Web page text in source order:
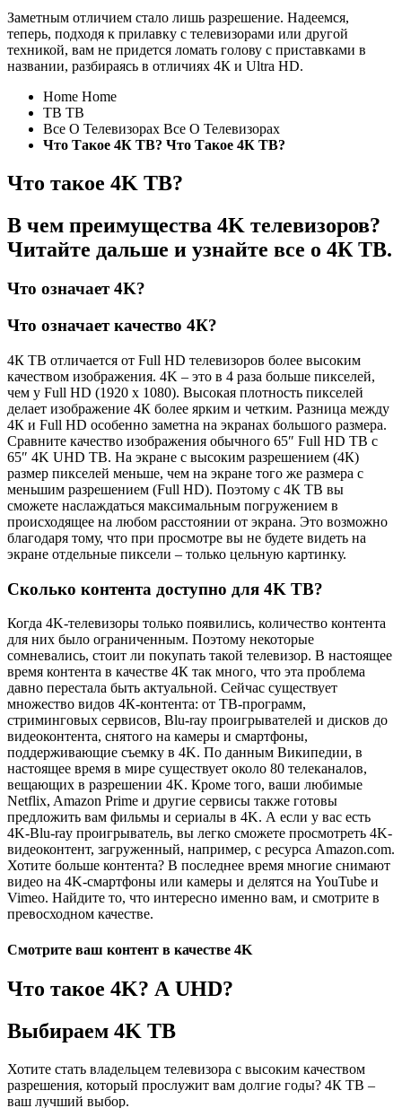
Заметным отличием стало лишь разрешение. Надеемся,
теперь, подходя к прилавку с телевизорами или другой
техникой, вам не придется ломать голову с приставками в
названии, разбираясь в отличиях 4К и Ultra HD.
Home Home
ТВ ТВ
Все О Телевизорах Все О Телевизорах
Что Такое 4К ТВ? Что Такое 4К ТВ?
Что такое 4K ТВ?
В чем преимущества 4K телевизоров?
Читайте дальше и узнайте все о 4К ТВ.
Что означает 4K?
Что означает качество 4К?
4К ТВ отличается от Full HD телевизоров более высоким
качеством изображения. 4K – это в 4 раза больше пикселей,
чем у Full HD (1920 x 1080). Высокая плотность пикселей
делает изображение 4К более ярким и четким. Разница между
4К и Full HD особенно заметна на экранах большого размера.
Сравните качество изображения обычного 65″ Full HD ТВ с
65″ 4K UHD ТВ. На экране с высоким разрешением (4К)
размер пикселей меньше, чем на экране того же размера с
меньшим разрешением (Full HD). Поэтому c 4К ТВ вы
сможете наслаждаться максимальным погружением в
происходящее на любом расстоянии от экрана. Это возможно
благодаря тому, что при просмотре вы не будете видеть на
экране отдельные пиксели – только цельную картинку.
Сколько контента доступно для 4K ТВ?
Когда 4K-телевизоры только появились, количество контента
для них было ограниченным. Поэтому некоторые
сомневались, стоит ли покупать такой телевизор. В настоящее
время контента в качестве 4К так много, что эта проблема
давно перестала быть актуальной. Сейчас существует
множество видов 4К-контента: от ТВ-программ,
стриминговых сервисов, Blu-ray проигрывателей и дисков до
видеоконтента, снятого на камеры и смартфоны,
поддерживающие съемку в 4K. По данным Википедии, в
настоящее время в мире существует около 80 телеканалов,
вещающих в разрешении 4K. Кроме того, ваши любимые
Netflix, Amazon Prime и другие сервисы также готовы
предложить вам фильмы и сериалы в 4K. А если у вас есть
4K-Blu-ray проигрыватель, вы легко сможете просмотреть 4K-
видеоконтент, загруженный, например, с ресурса Amazon.com.
Хотите больше контента? В последнее время многие снимают
видео на 4K-смартфоны или камеры и делятся на YouTube и
Vimeo. Найдите то, что интересно именно вам, и смотрите в
превосходном качестве.
Смотрите ваш контент в качестве 4K
Что такое 4K? А UHD?
Выбираем 4K ТВ
Хотите стать владельцем телевизора с высоким качеством
разрешения, который прослужит вам долгие годы? 4К ТВ –
ваш лучший выбор.